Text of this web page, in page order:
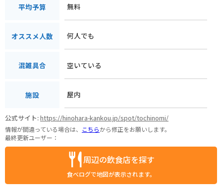
平均予算 無料
オススメ人数 何人でも
混雑具合 空いている
施設 屋内
公式サイト:https://hinohara-kankou.jp/spot/tochinomi/
情報が間違っている場合は、 こちらから修正をお願いします。
最終更新ユーザー：
周辺の飲食店を探す
食べログで地図が表示されます。